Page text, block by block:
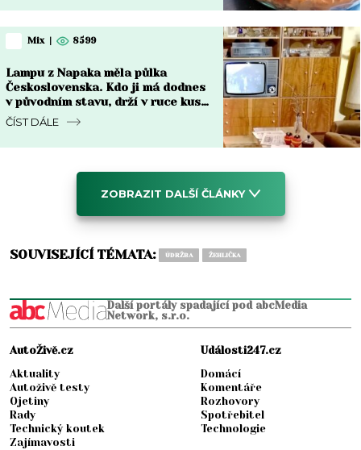
Mix 8599
Lampu z Napaka měla půlka
Československa. Kdo ji má dodnes
v původním stavu, drží v ruce kus
za 8 000 Kč i víc
ČÍST DÁLE
ZOBRAZIT DALŠÍ ČLÁNKY
SOUVISEJÍCÍ TÉMATA: ÚDRŽBA ŽEHLIČKA
Další portály spadající pod abcMedia
Network, s.r.o.
AutoŽivě.cz
Aktuality
Autoživě testy
Ojetiny
Rady
Technický koutek
Zajímavosti
Události247.cz
Domácí
Komentáře
Rozhovory
Spotřebitel
Technologie